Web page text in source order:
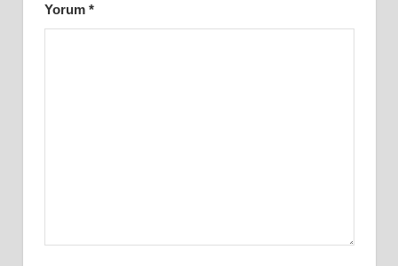
Yorum *